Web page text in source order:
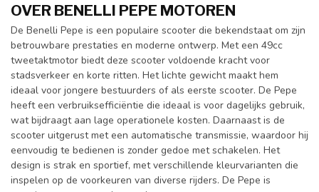
OVER BENELLI PEPE MOTOREN
De Benelli Pepe is een populaire scooter die bekendstaat om zijn
betrouwbare prestaties en moderne ontwerp. Met een 49cc
tweetaktmotor biedt deze scooter voldoende kracht voor
stadsverkeer en korte ritten. Het lichte gewicht maakt hem
ideaal voor jongere bestuurders of als eerste scooter. De Pepe
heeft een verbruiksefficiëntie die ideaal is voor dagelijks gebruik,
wat bijdraagt aan lage operationele kosten. Daarnaast is de
scooter uitgerust met een automatische transmissie, waardoor hij
eenvoudig te bedienen is zonder gedoe met schakelen. Het
design is strak en sportief, met verschillende kleurvarianten die
inspelen op de voorkeuren van diverse rijders. De Pepe is